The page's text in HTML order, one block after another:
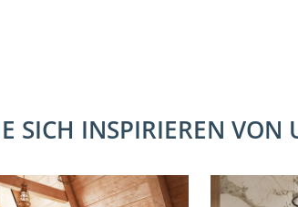
SICH INSPIRIEREN VON